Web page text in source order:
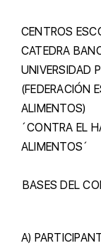
CENTROS
CATEDRA
UNIVERSIDAD
(FEDERACIÓN
ALIMENTOS)
´CONTRA EL
ALIMENTOS´
BASES DEL
A)